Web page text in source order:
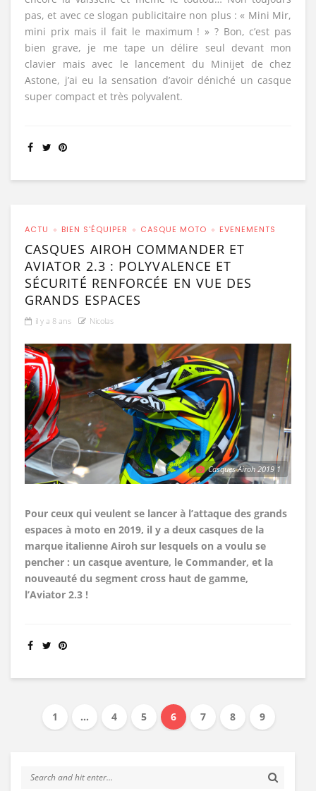
pas, et avec ce slogan publicitaire non plus : « Mini Mir,
mini prix mais il fait le maximum ! » ? Bon, c’est pas
bien grave, je me tape un délire seul devant mon
clavier mais avec le lancement du Minijet de chez
Astone, j’ai eu la sensation d’avoir déniché un casque
super compact et très polyvalent.
ACTU BIEN S'ÉQUIPER CASQUE MOTO EVENEMENTS
CASQUES AIROH COMMANDER ET
AVIATOR 2.3 : POLYVALENCE ET
SÉCURITÉ RENFORCÉE EN VUE DES
GRANDS ESPACES
il y a 8 ans Nicolas
Casques Airoh 2019 1
Pour ceux qui veulent se lancer à l’attaque des grands
espaces à moto en 2019, il y a deux casques de la
marque italienne Airoh sur lesquels on a voulu se
pencher : un casque aventure, le Commander, et la
nouveauté du segment cross haut de gamme,
l’Aviator 2.3 !
1 … 4 5 6 7 8 9